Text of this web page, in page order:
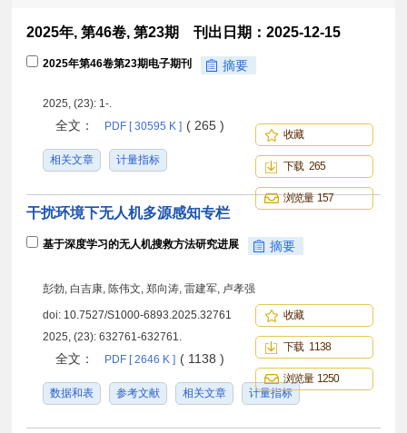
2025年, 第46卷, 第23期 刊出日期：2025-12-15
2025年第46卷第23期电子期刊 摘要
2025, (23): 1-.
全文： PDF [ 30595 K ] ( 265 )
相关文章 计量指标
收藏
下载 265
浏览量 157
干扰环境下无人机多源感知专栏
基于深度学习的无人机搜救方法研究进展 摘要
彭勃, 白吉康, 陈伟文, 郑向涛, 雷建军, 卢孝强
doi: 10.7527/S1000-6893.2025.32761
2025, (23): 632761-632761.
全文： PDF [ 2646 K ] ( 1138 )
数据和表 参考文献 相关文章 计量指标
收藏
下载 1138
浏览量 1250